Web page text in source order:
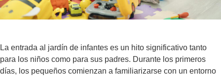
La entrada al jardín de infantes es un hito significativo tanto
para los niños como para sus padres. Durante los primeros
días, los pequeños comienzan a familiarizarse con un entorno